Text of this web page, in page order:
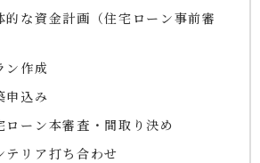
的な資金計画（住宅ローン事前審
ン作成
申込み
ローン本審査・間取り決め
テリア打ち合わせ